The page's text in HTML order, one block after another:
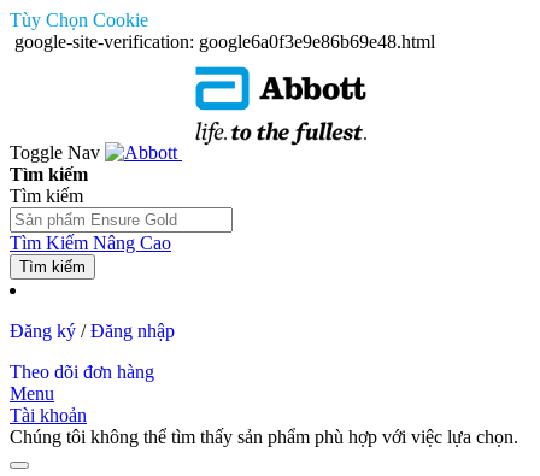
Tùy Chọn Cookie
google-site-verification: google6a0f3e9e86b69e48.html
Toggle Nav
Tìm kiếm
Tìm kiếm
Tìm Kiếm Nâng Cao
Tìm kiếm
Đăng ký /Đăng nhập
Theo dõi đơn hàng
Menu
Tài khoản
Chúng tôi không thể tìm thấy sản phẩm phù hợp với việc lựa chọn.